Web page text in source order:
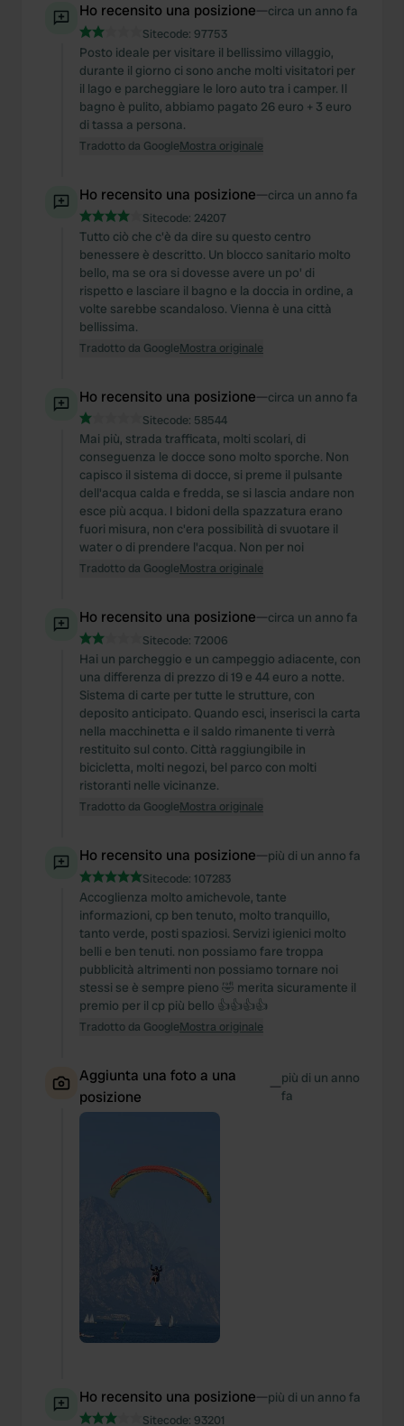
Ho recensito una posizione—circa un anno fa
Sitecode: 97753
Posto ideale per visitare il bellissimo villaggio,
durante il giorno ci sono anche molti visitatori per
il lago e parcheggiare le loro auto tra i camper. Il
bagno è pulito, abbiamo pagato 26 euro + 3 euro
di tassa a persona.
Tradotto da GoogleMostra originale
Ho recensito una posizione—circa un anno fa
Sitecode: 24207
Tutto ciò che c'è da dire su questo centro
benessere è descritto. Un blocco sanitario molto
bello, ma se ora si dovesse avere un po' di
rispetto e lasciare il bagno e la doccia in ordine, a
volte sarebbe scandaloso. Vienna è una città
bellissima.
Tradotto da GoogleMostra originale
Ho recensito una posizione—circa un anno fa
Sitecode: 58544
Mai più, strada trafficata, molti scolari, di
conseguenza le docce sono molto sporche. Non
capisco il sistema di docce, si preme il pulsante
dell'acqua calda e fredda, se si lascia andare non
esce più acqua. I bidoni della spazzatura erano
fuori misura, non c'era possibilità di svuotare il
water o di prendere l'acqua. Non per noi
Tradotto da GoogleMostra originale
Ho recensito una posizione—circa un anno fa
Sitecode: 72006
Hai un parcheggio e un campeggio adiacente, con
una differenza di prezzo di 19 e 44 euro a notte.
Sistema di carte per tutte le strutture, con
deposito anticipato. Quando esci, inserisci la carta
nella macchinetta e il saldo rimanente ti verrà
restituito sul conto. Città raggiungibile in
bicicletta, molti negozi, bel parco con molti
ristoranti nelle vicinanze.
Tradotto da GoogleMostra originale
Ho recensito una posizione—più di un anno fa
Sitecode: 107283
Accoglienza molto amichevole, tante
informazioni, cp ben tenuto, molto tranquillo,
tanto verde, posti spaziosi. Servizi igienici molto
belli e ben tenuti. non possiamo fare troppa
pubblicità altrimenti non possiamo tornare noi
stessi se è sempre pieno 🤣 merita sicuramente il
premio per il cp più bello 👍👍👍👍
Tradotto da GoogleMostra originale
Aggiunta una foto a una
posizione
—più di un anno
fa
Ho recensito una posizione—più di un anno fa
Sitecode: 93201